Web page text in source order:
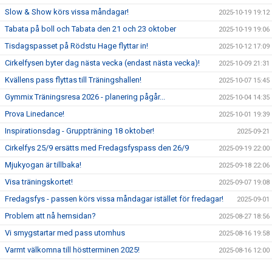
Slow & Show körs vissa måndagar! 2025-10-19 19:12
Tabata på boll och Tabata den 21 och 23 oktober 2025-10-19 19:06
Tisdagspasset på Rödstu Hage flyttar in! 2025-10-12 17:09
Cirkelfysen byter dag nästa vecka (endast nästa vecka)! 2025-10-09 21:31
Kvällens pass flyttas till Träningshallen! 2025-10-07 15:45
Gymmix Träningsresa 2026 - planering pågår... 2025-10-04 14:35
Prova Linedance! 2025-10-01 19:39
Inspirationsdag - Gruppträning 18 oktober! 2025-09-21
Cirkelfys 25/9 ersätts med Fredagsfyspass den 26/9 2025-09-19 22:00
Mjukyogan är tillbaka! 2025-09-18 22:06
Visa träningskortet! 2025-09-07 19:08
Fredagsfys - passen körs vissa måndagar istället för fredagar! 2025-09-01
Problem att nå hemsidan? 2025-08-27 18:56
Vi smygstartar med pass utomhus 2025-08-16 19:58
Varmt välkomna till höstterminen 2025! 2025-08-16 12:00